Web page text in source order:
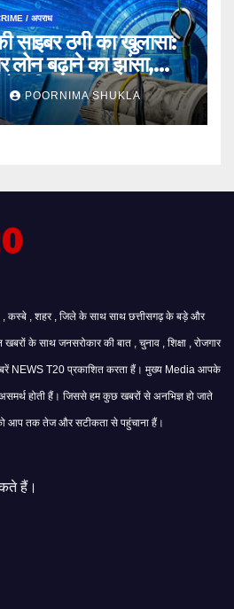
/ अपराध
ठगी का खुलासा:
लोन बढ़ाने का झांसा,
गिरफ्तार…
POORNIMA SHUKLA
कस्बे , शहर , जिले के साथ साथ छत्तीसगढ़ के बड़े और
के साथ जनसरोकार की बात , चुनाव , शिक्षा , रोजगार
NEWS T20 प्रकाशित करता हैं। मुख्य Media आपके
होती हैं। जिससे हम कुछ खबरों से अनभिज्ञ हो जाते
आप तक तेज और सटीकता से पहुंचाना हैं।